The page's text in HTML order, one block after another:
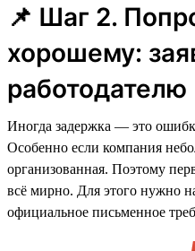
📌 Шаг 2.
хорошему:
работодателю
Иногда задержка — это
Особенно если компания
организованная. Поэтому
всё мирно. Для этого нужно
официальное письменное